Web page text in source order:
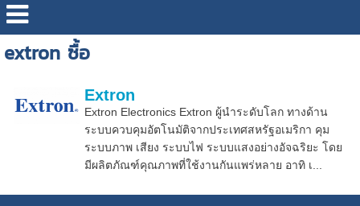
extron ซื้อ
Extron
Extron Electronics Extron ผู้นำระดับโลก ทางด้าน
ระบบควบคุมอัตโนมัติจากประเทศสหรัฐอเมริกา คุม
ระบบภาพ เสียง ระบบไฟ ระบบแสงอย่างอัจฉริยะ โดย
มีผลิตภัณฑ์คุณภาพที่ใช้งานกันแพร่หลาย อาทิ เ...